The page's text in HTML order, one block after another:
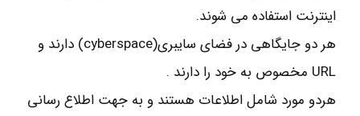
اینترنت استفاده می شوند.
هر دو جایگاهی در فضای سایبری(cyberspace) دارند و
URL مخصوص به خود را دارند .
هردو مورد شامل اطلاعات هستند و به جهت اطلاع رسانی